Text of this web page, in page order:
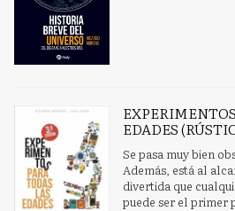
EDADES
Se pasa muy bien
Además, está al
divertida que
puede ser el primer